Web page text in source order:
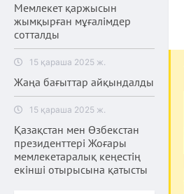
Мемлекет қаржысын
жымқырған мұғалімдер
сотталды
15 қараша 2025 ж.
Жаңа бағыттар айқындалды
15 қараша 2025 ж.
Қазақстан мен Өзбекстан
президенттері Жоғары
мемлекетаралық кеңестің
екінші отырысына қатысты